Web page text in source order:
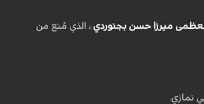
العظمى ميرزا ​​حسن بجنوردي ، الذي مُنع من
نمازي.